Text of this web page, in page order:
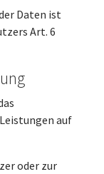
Daten ist
Art. 6
auf
oder zur